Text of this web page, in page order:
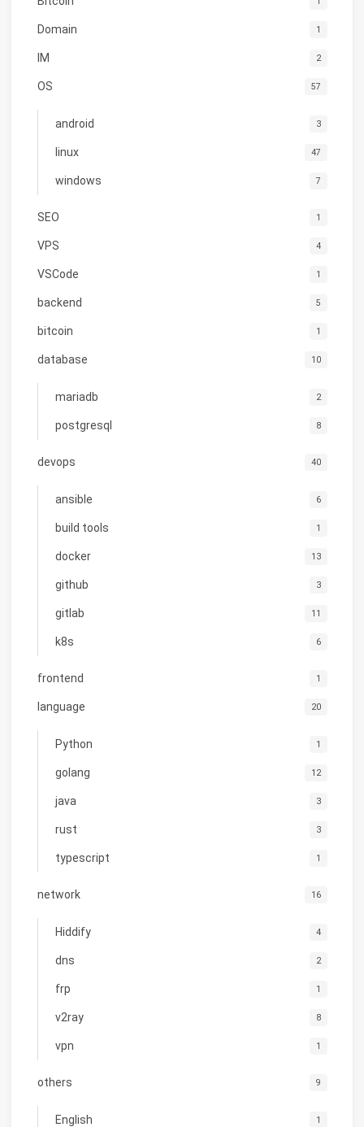
Domain 1
IM 2
OS 57
android 3
linux 47
windows 7
SEO 1
VPS 4
VSCode 1
backend 5
bitcoin 1
database 10
mariadb 2
postgresql 8
devops 40
ansible 6
build tools 1
docker 13
github 3
gitlab 11
k8s 6
frontend 1
language 20
Python 1
golang 12
java 3
rust 3
typescript 1
network 16
Hiddify 4
dns 2
frp 1
v2ray 8
vpn 1
others 9
English 1